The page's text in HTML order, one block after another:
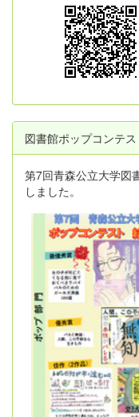
図書館ポップコンテス
第7回青森公立大学図
しました。